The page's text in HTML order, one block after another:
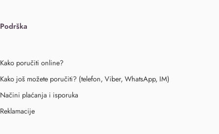
Podrška
Kako poručiti online?
Kako još možete poručiti? (telefon, Viber, WhatsApp, IM)
Načini plaćanja i isporuka
Reklamacije